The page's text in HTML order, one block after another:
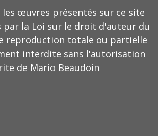
les œuvres présentés sur ce site
la Loi sur le droit d'auteur du
reproduction totale ou partielle
interdite sans l'autorisation
de Mario Beaudoin